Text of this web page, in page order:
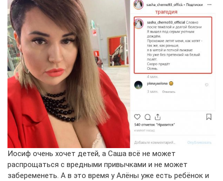
Иосиф очень хочет детей, а Саша всё не может
распрощаться с вредными привычками и не может
забеременеть. А в это время у Алёны уже есть ребёнок и